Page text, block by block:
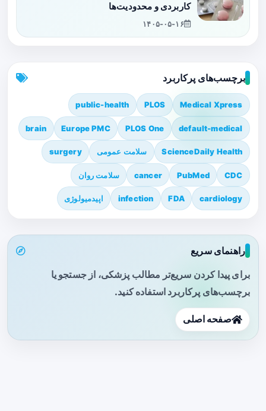
کاربردی و محدودیت‌ها
۱۴۰۵-۰۵-۱۶
برچسب‌های پرکاربرد
Medical Xpress
PLOS
public-health
default-medical
PLOS One
Europe PMC
brain
ScienceDaily Health سلامت عمومی surgery
CDC
PubMed
cancer سلامت روان
cardiology
FDA
infection اپیدمیولوژی
راهنمای سریع
برای پیدا کردن سریع‌تر مطالب پزشکی، از جستجو یا
برچسب‌های پرکاربرد استفاده کنید.
صفحه اصلی